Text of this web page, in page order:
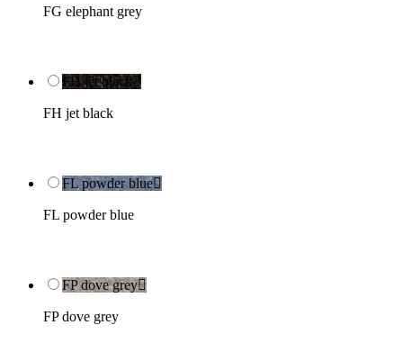
FG elephant grey
FH jet black
FH jet black
FL powder blue
FL powder blue
FP dove grey
FP dove grey